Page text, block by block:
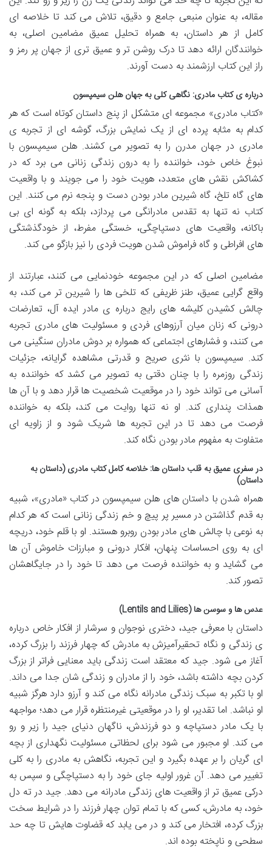
مقاله، به عنوان منبعی جامع و دقیق، تلاش می کند تا خلاصه ای
کامل از هر داستان، به همراه تحلیل عمیق مضامین اصلی، به
خوانندگان ارائه دهد تا درک روشن تر و عمیق تری از جهان پر رمز و
راز این کتاب ارزشمند به دست آورند.
درباره ی کتاب مادری: نگاهی کلی به جهان هلن سیمپسون
«کتاب مادری» مجموعه ای متشکل از پنج داستان کوتاه است که هر
کدام به مثابه پرده ای از یک نمایش بزرگ، گوشه ای از تجربه ی
مادری در جهان مدرن را به تصویر می کشند. هلن سیمپسون با
نبوغ خاص خود، خواننده را به درون زندگی زنانی می برد که در
کشاکش نقش های متعدد، هویت خود را می جویند و با واقعیت
های گاه تلخ، گاه شیرین مادر بودن دست و پنجه نرم می کنند. این
کتاب نه تنها به تقدس مادرانگی می پردازد، بلکه به گونه ای بی
باکانه، واقعیت های دستپاچگی، خستگی مفرط، از خودگذشتگی
های افراطی و گاه فراموش شدن هویت فردی را نیز بازگو می کند.
مضامین اصلی که در این مجموعه خودنمایی می کنند، عبارتند از
واقع گرایی عمیق، طنز ظریفی که تلخی ها را شیرین تر می کند، به
چالش کشیدن کلیشه های رایج درباره ی مادر ایده آل، تعارضات
درونی که زنان میان آرزوهای فردی و مسئولیت های مادری تجربه
می کنند، و فشارهای اجتماعی که همواره بر دوش مادران سنگینی می
کند. سیمپسون با نثری صریح و قدرتی مشاهده گرایانه، جزئیات
زندگی روزمره را با چنان دقتی به تصویر می کشد که خواننده به
آسانی می تواند خود را در موقعیت شخصیت ها قرار دهد و با آن ها
همذات پنداری کند. او نه تنها روایت می کند، بلکه به خواننده
فرصت می دهد تا در این تجربه ها شریک شود و از زاویه ای
متفاوت به مفهوم مادر بودن نگاه کند.
در سفری عمیق به قلب داستان ها: خلاصه کامل کتاب مادری (داستان به
داستان)
همراه شدن با داستان های هلن سیمپسون در کتاب «مادری»، شبیه
به قدم گذاشتن در مسیر پر پیچ و خم زندگی زنانی است که هر کدام
به نوعی با چالش های مادر بودن روبرو هستند. او با قلم خود، دریچه
ای به روی احساسات پنهان، افکار درونی و مبارزات خاموش آن ها
می گشاید و به خواننده فرصت می دهد تا خود را در جایگاهشان
تصور کند.
عدس ها و سوسن ها (Lentils and Lilies)
داستان با معرفی جید، دختری نوجوان و سرشار از افکار خاص درباره
ی زندگی و نگاه تحقیرآمیزش به مادرش که چهار فرزند را بزرگ کرده،
آغاز می شود. جید که معتقد است زندگی باید معنایی فراتر از بزرگ
کردن بچه داشته باشد، خود را از مادران و زندگی شان جدا می داند.
او با تکبر به سبک زندگی مادرانه نگاه می کند و آرزو دارد هرگز شبیه
او نباشد. اما تقدیر، او را در موقعیتی غیرمنتظره قرار می دهد؛ مواجهه
با یک مادر دستپاچه و دو فرزندش، ناگهان دنیای جید را زیر و رو
می کند. او مجبور می شود برای لحظاتی مسئولیت نگهداری از بچه
ای گریان را بر عهده بگیرد و این تجربه، نگاهش به مادری را به کلی
تغییر می دهد. آن غرور اولیه جای خود را به دستپاچگی و سپس به
درکی عمیق تر از واقعیت های زندگی مادرانه می دهد. جید در ته دل
خود، به مادرش، کسی که با تمام توان چهار فرزند را در شرایط سخت
بزرگ کرده، افتخار می کند و در می یابد که قضاوت هایش تا چه حد
سطحی و ناپخته بوده اند.